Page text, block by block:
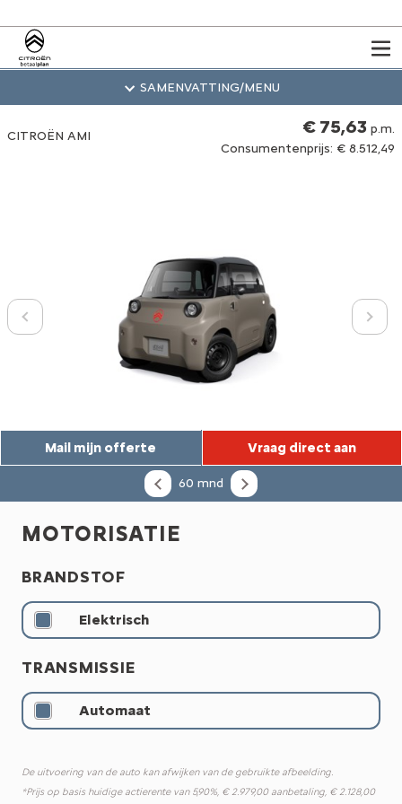
CITROËN AMI € 75,63 p.m.
Consumentenprijs: € 8.512,49
MOTORISATIE
BRANDSTOF
Elektrisch
TRANSMISSIE
Automaat
De uitvoering van de auto kan afwijken van de gebruikte afbeelding.
*Prijs op basis huidige actierente van 5,90%, € 2.979,00 aanbetaling, € 2.128,00
60 mnd
SAMENVATTING/MENU
Mail mijn offerte Vraag direct aan